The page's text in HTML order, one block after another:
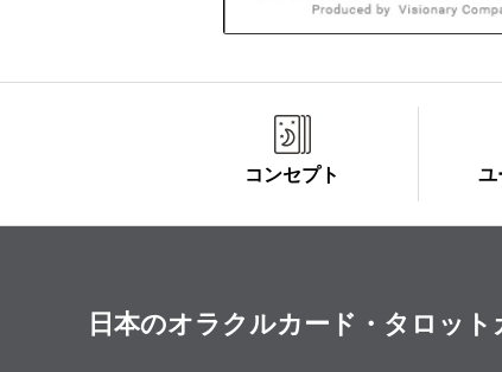
コンセプト ユ
日本のオラクルカード・タロット